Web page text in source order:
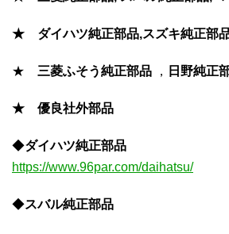
★ ダイハツ純正部品,スズキ純正部
★ 三菱ふそう純正部品 ， 日野純正
★ 優良社外部品
◆ダイハツ純正部品
https://www.96par.com/daihatsu/
◆スバル純正部品